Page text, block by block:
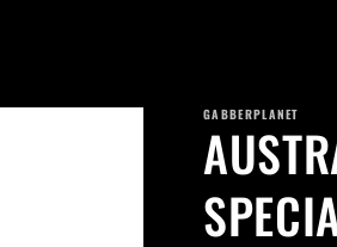
GABBERPLANET